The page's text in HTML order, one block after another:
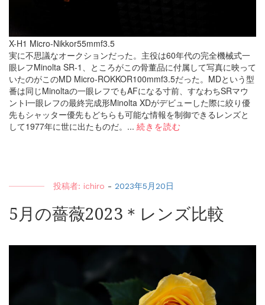
X-H1 Micro-Nikkor55mmf3.5
実に不思議なオークションだった。主役は60年代の完全機械式一
眼レフMinolta SR-1、ところがこの骨董品に付属して写真に映って
いたのがこのMD Micro-ROKKOR100mmf3.5だった。MDという型
番は同じMinoltaの一眼レフでもAFになる寸前、すなわちSRマウ
ントi一眼レフの最終完成形Minolta XDがデビューした際に絞り優
先もシャッター優先もどちらも可能な情報を制御できるレンズと
して1977年に世に出たものだ。... 続きを読む
投稿者: ichiro - 2023年5月20日
5月の薔薇2023＊レンズ比較